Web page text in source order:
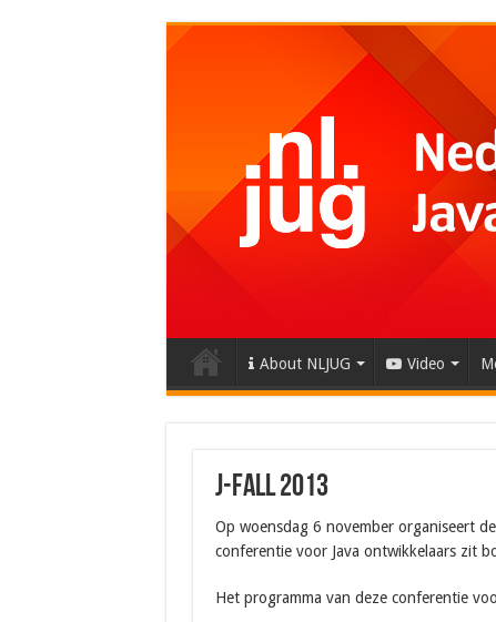
About NLJUG Video
J-Fall 2013
Op woensdag 6 november organiseert
conferentie voor Java ontwikkelaars zit
Het programma van deze conferentie